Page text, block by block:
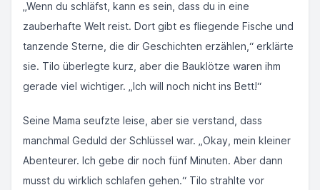
„Wenn du schläfst, kann es sein, dass du in eine
zauberhafte Welt reist. Dort gibt es fliegende Fische und
tanzende Sterne, die dir Geschichten erzählen,“ erklärte
sie. Tilo überlegte kurz, aber die Bauklötze waren ihm
gerade viel wichtiger. „Ich will noch nicht ins Bett!“
Seine Mama seufzte leise, aber sie verstand, dass
manchmal Geduld der Schlüssel war. „Okay, mein kleiner
Abenteurer. Ich gebe dir noch fünf Minuten. Aber dann
musst du wirklich schlafen gehen.“ Tilo strahlte vor